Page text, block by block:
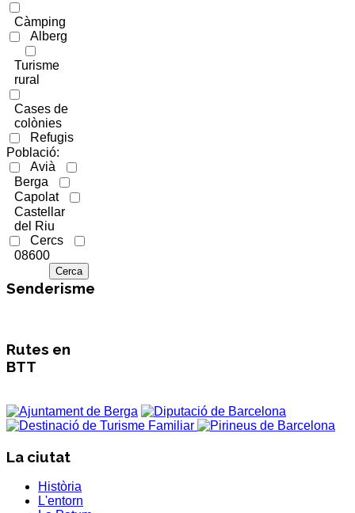
Càmping
Alberg
Turisme
rural
Cases de
colònies
Refugis
Població:
Avià
Berga
Capolat
Castellar
del Riu
Cercs
08600
Senderisme
Rutes en
BTT
La ciutat
Història
L'entorn